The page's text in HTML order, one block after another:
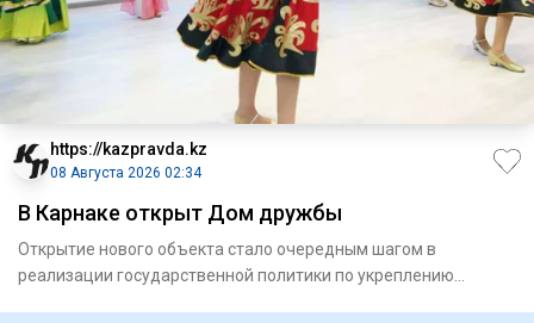
https://kazpravda.kz
08 Августа 2026 02:34
В Карнаке открыт Дом дружбы
Открытие нового объекта стало очередным шагом в
реализации государственной политики по укреп­лению